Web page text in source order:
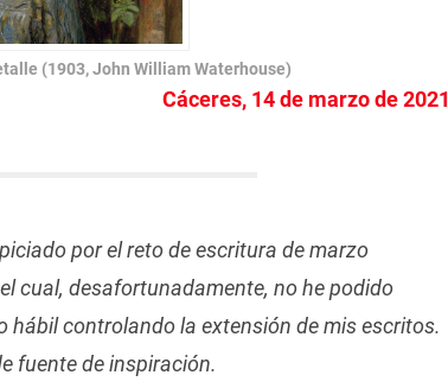
(1903, John William Waterhouse)
Cáceres, 14 de marzo de 2021
por el reto de escritura de marzo
cual, desafortunadamente, no he podido
hábil controlando la extensión de mis escritos.
fuente de inspiración.